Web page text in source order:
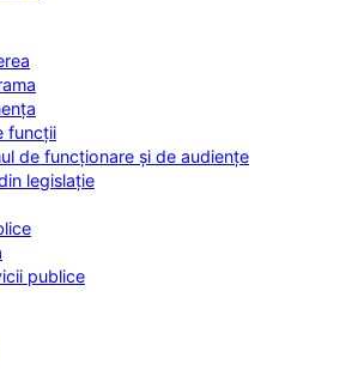
funcții
de funcționare și de audiențe
legislație
publice